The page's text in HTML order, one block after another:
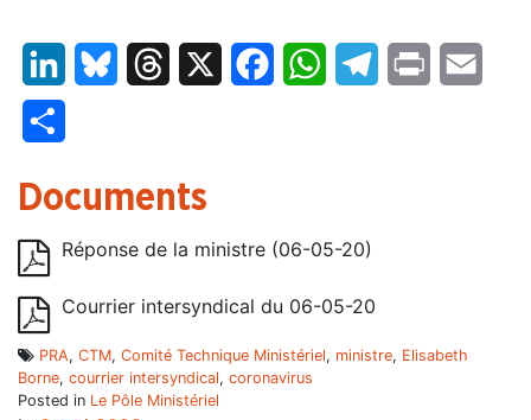
LinkedInBluesky Threads FacebookWhatsAppTelegram
Print
Documents
Réponse de la ministre (06-05-20)
Courrier intersyndical du 06-05-20
PRA, CTM, Comité Technique Ministériel, ministre, Elisabeth
Borne, courrier intersyndical, coronavirus
Posted in Le Pôle Ministériel